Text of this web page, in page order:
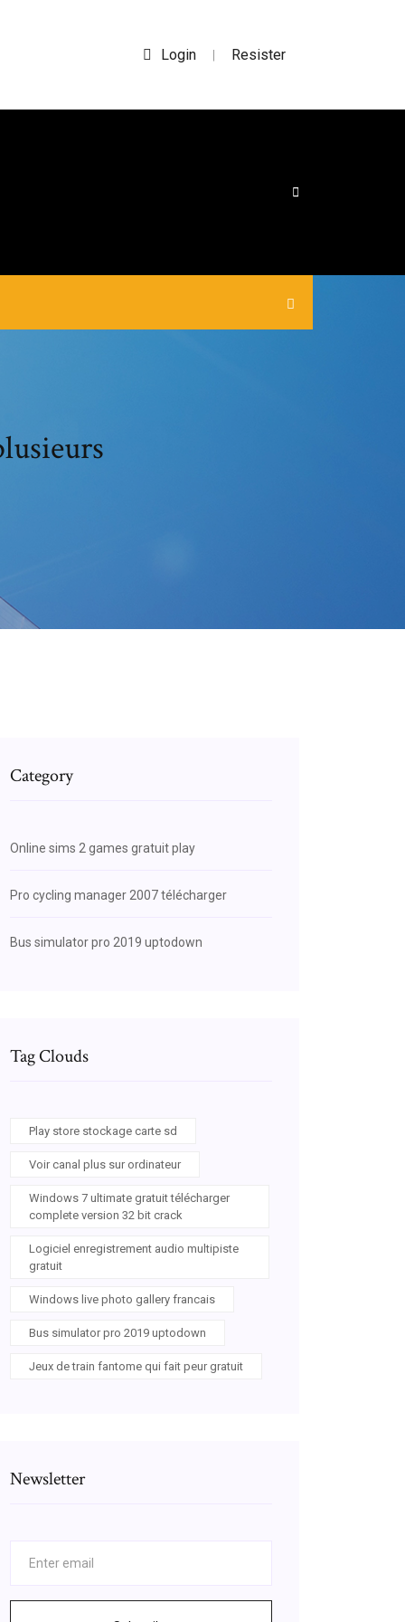
Login | Resister
Category
Online sims 2 games gratuit play
Pro cycling manager 2007 télécharger
Bus simulator pro 2019 uptodown
Tag Clouds
Play store stockage carte sd
Voir canal plus sur ordinateur
Windows 7 ultimate gratuit télécharger
complete version 32 bit crack
Logiciel enregistrement audio multipiste
gratuit
Windows live photo gallery francais
Bus simulator pro 2019 uptodown
Jeux de train fantome qui fait peur gratuit
Newsletter